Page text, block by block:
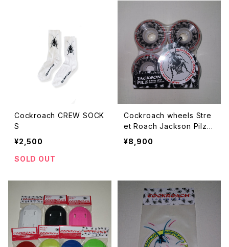
Cockroach CREW SOCK
S
¥2,500
SOLD OUT
Cockroach wheels Stre
et Roach Jackson Pilz 5
4mm 101A Made in USA
¥8,900